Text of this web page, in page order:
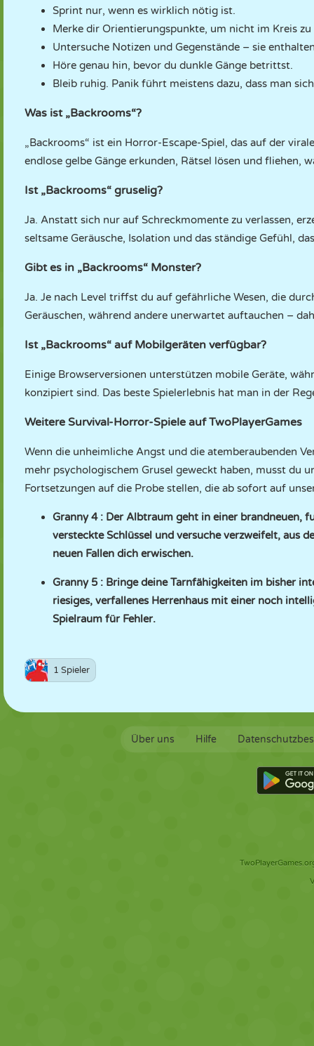
Sprint nur, wenn es wirklich nötig ist.
Merke dir Orientierungspunkte, um nicht im Kreis zu
Untersuche Notizen und Gegenstände – sie
Höre genau hin, bevor du dunkle Gänge betrittst.
Bleib ruhig. Panik führt meistens dazu, dass man
Was ist „Backrooms“?
„Backrooms“ ist ein Horror-Escape-Spiel, das auf der
endlose gelbe Gänge erkunden, Rätsel lösen und fliehen,
Ist „Backrooms“ gruselig?
Ja. Anstatt sich nur auf Schreckmomente zu verlassen,
seltsame Geräusche, Isolation und das ständige Gefühl,
Gibt es in „Backrooms“ Monster?
Ja. Je nach Level triffst du auf gefährliche Wesen, die
Geräuschen, während andere unerwartet auftauchen –
Ist „Backrooms“ auf Mobilgeräten verfügbar?
Einige Browserversionen unterstützen mobile Geräte,
konzipiert sind. Das beste Spielerlebnis hat man in der
Weitere Survival-Horror-Spiele auf TwoPlayerGames
Wenn die unheimliche Angst und die atemberaubenden
mehr psychologischem Grusel geweckt haben, musst du
Fortsetzungen auf die Probe stellen, die ab sofort auf
Granny 4: Der Albtraum geht in einer brandneuen,
versteckte Schlüssel und versuche verzweifelt, aus
neuen Fallen dich erwischen.
Granny 5: Bringe deine Tarnfähigkeiten im bisher
riesiges, verfallenes Herrenhaus mit einer noch
Spielraum für Fehler.
1 Spieler
Über uns Hilfe